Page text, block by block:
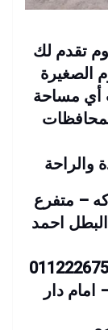
تقدم لك
الصغيرة
أي مساحة
والراحة
الفواكه – متفرع
احمد
دار